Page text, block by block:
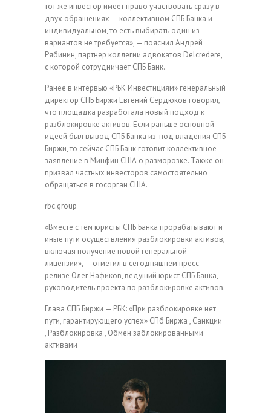
тот же инвестор имеет право участвовать сразу в
двух обращениях — коллективном СПБ Банка и
индивидуальном, то есть выбирать один из
вариантов не требуется», — пояснил Андрей
Рябинин, партнер коллегии адвокатов Delcredere,
с которой сотрудничает СПБ Банк.
Ранее в интервью «РБК Инвестициям» генеральный
директор СПБ Биржи Евгений Сердюков говорил,
что площадка разработала новый подход к
разблокировке активов. Если раньше основной
идеей был вывод СПБ Банка из-под владения СПБ
Биржи, то сейчас СПБ Банк готовит коллективное
заявление в Минфин США о разморозке. Также он
призвал частных инвесторов самостоятельно
обращаться в госорган США.
rbc.group
«Вместе с тем юристы СПБ Банка прорабатывают и
иные пути осуществления разблокировки активов,
включая получение новой генеральной
лицензии», — отметил в сегодняшнем пресс-
релизе Олег Нафиков, ведущий юрист СПБ Банка,
руководитель проекта по разблокировке активов.
Глава СПБ Биржи — РБК: «При разблокировке нет
пути, гарантирующего успех» СПб Биржа , Санкции
, Разблокировка , Обмен заблокированными
активами